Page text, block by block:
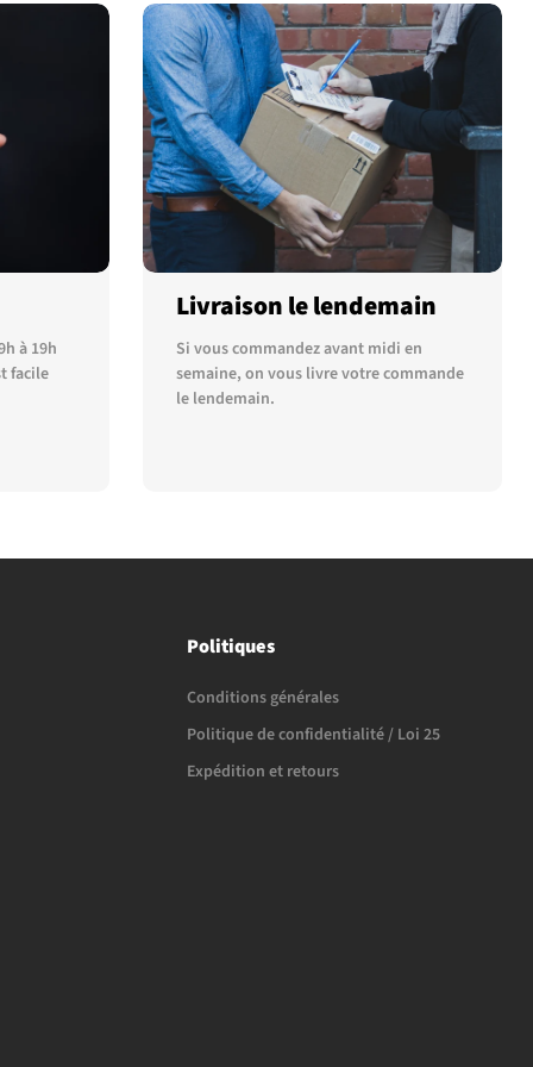
à 19h
facile
Livraison le lendemain
Si vous commandez avant midi en
semaine, on vous livre votre commande
le lendemain.
Politiques
Conditions générales
Politique de confidentialité / Loi 25
Expédition et retours